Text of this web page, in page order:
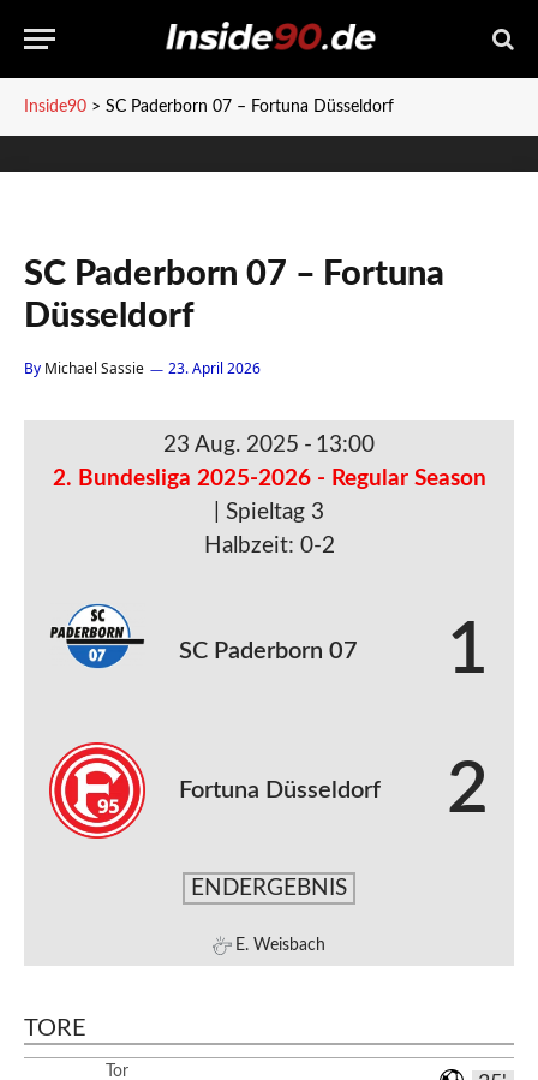
Inside90 > SC Paderborn 07 – Fortuna Düsseldorf
SC Paderborn 07 – Fortuna
Düsseldorf
By Michael Sassie 23. April 2026
23 Aug. 2025 - 13:00
2. Bundesliga 2025-2026 - Regular Season
| Spieltag 3
Halbzeit: 0-2
SC Paderborn 07 1
Fortuna Düsseldorf 2
ENDERGEBNIS
E. Weisbach
TORE
Tor